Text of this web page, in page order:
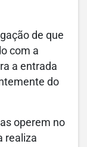
de que
com a
a entrada
do
operem no
realiza